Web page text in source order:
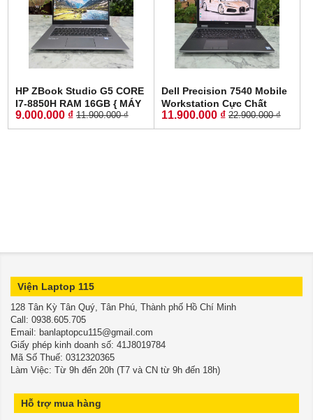
HP ZBook Studio G5 CORE
I7-8850H RAM 16GB { MÁY
TRẠM ĐỒ HỌA GIÁ RẺ }
SSD 256GB Quadro P1000
9.000.000 ₫ 11.900.000 ₫
Dell Precision 7540 Mobile
Workstation Cực Chất
CORE I7-9850H RAM 16GB
SSD 512GB NVIDIA Quadro
11.900.000 ₫ 22.900.000 ₫
Viện Laptop 115
128 Tân Kỳ Tân Quý, Tân Phú, Thành phố Hồ Chí Minh
​​​​​​​Call: 0938.605.705
Email: banlaptopcu115@gmail.com
Giấy phép kinh doanh số: 41J8019784
Mã Số Thuế: 0312320365
Làm Việc: Từ 9h đến 20h (T7 và CN từ 9h đến 18h)
Hỗ trợ mua hàng